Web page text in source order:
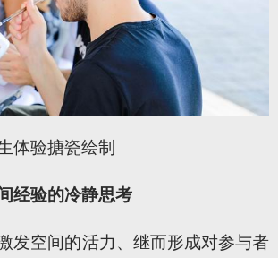
体验搪瓷绘制
经验的冷静思考
发空间的活力、继而形成对参与者